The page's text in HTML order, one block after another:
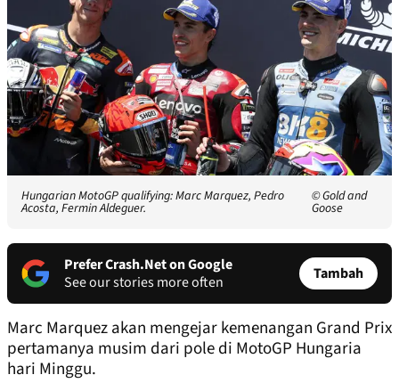
Hungarian MotoGP qualifying: Marc Marquez, Pedro
Acosta, Fermin Aldeguer.
© Gold and
Goose
Prefer Crash.Net on Google
See our stories more often
Tambah
Marc Marquez akan mengejar kemenangan Grand Prix
pertamanya musim dari pole di MotoGP Hungaria
hari Minggu.